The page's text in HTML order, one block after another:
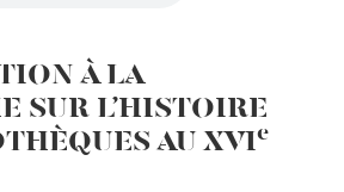
À LA
SUR L’HISTOIRE
AU XVIe